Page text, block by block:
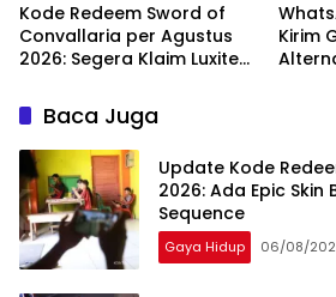
Kode Redeem Sword of
Convallaria per Agustus
2026: Segera Klaim Luxite
Kirim
Baca Juga
Update Kode
2026: Ada Epic
Sequence
Gaya Hidup 06/08/